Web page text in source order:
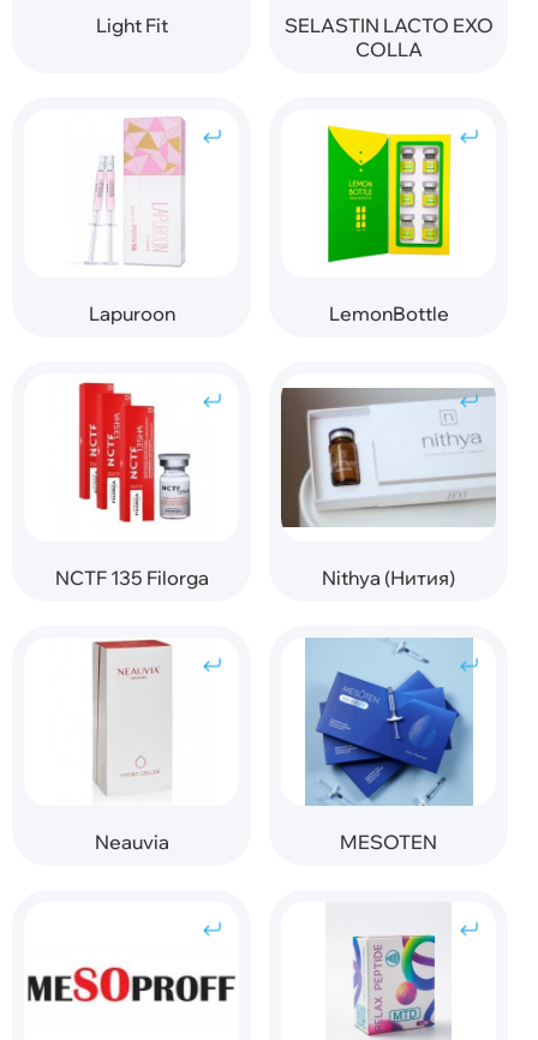
Light Fit
SELASTIN LACTO EXO
COLLA
Lapuroon LemonBottle
NCTF 135 Filorga Nithya (Нития)
Neauvia MESOTEN